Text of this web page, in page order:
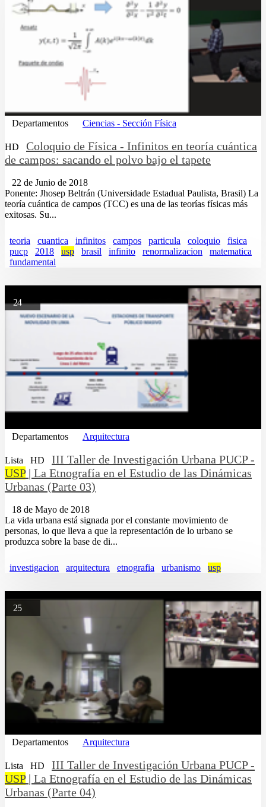
Departamentos Ciencias - Sección Física
HD
Coloquio de Física - Infinitos en teoría cuántica
de campos: sacando el polvo bajo el tapete
22 de Junio de 2018
Ponente: Jhosep Beltrán (Universidade Estadual Paulista, Brasil) La
teoría cuántica de campos (TCC) es una de las teorías físicas más
exitosas. Su...
teoria cuantica infinitos campos particula coloquio
fisica
pucp
2018 usp brasil infinito renormalizacion
matematica
fundamental
24
Departamentos Arquitectura
Lista HD
III Taller de Investigación Urbana PUCP -
USP| La Etnografía en el Estudio de las Dinámicas
Urbanas (Parte 03)
18 de Mayo de 2018
La vida urbana está signada por el constante movimiento de
personas, lo que lleva a que la representación de lo urbano se
produzca sobre la base de di...
investigacion arquitectura etnografia urbanismo usp
25
Departamentos Arquitectura
Lista HD
III Taller de Investigación Urbana PUCP -
USP| La Etnografía en el Estudio de las Dinámicas
Urbanas (Parte 04)